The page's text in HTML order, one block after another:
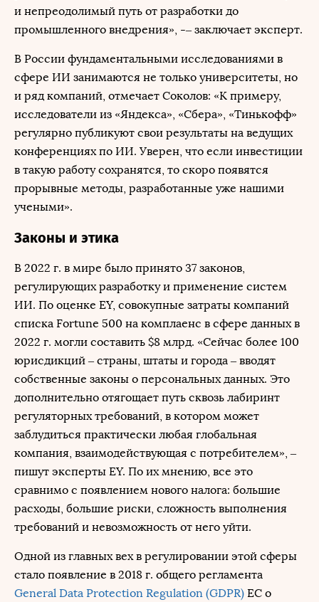
и непреодолимый путь от разработки до
промышленного внедрения», -– заключает эксперт.
В России фундаментальными исследованиями в
сфере ИИ занимаются не только университеты, но
и ряд компаний, отмечает Соколов: «К примеру,
исследователи из «Яндекса», «Сбера», «Тинькофф»
регулярно публикуют свои результаты на ведущих
конференциях по ИИ. Уверен, что если инвестиции
в такую работу сохранятся, то скоро появятся
прорывные методы, разработанные уже нашими
учеными».
Законы и этика
В 2022 г. в мире было принято 37 законов,
регулирующих разработку и применение систем
ИИ. По оценке EY, совокупные затраты компаний
списка Fortune 500 на комплаенс в сфере данных в
2022 г. могли составить $8 млрд. «Сейчас более 100
юрисдикций – страны, штаты и города – вводят
собственные законы о персональных данных. Это
дополнительно отягощает путь сквозь лабиринт
регуляторных требований, в котором может
заблудиться практически любая глобальная
компания, взаимодействующая с потребителем», –
пишут эксперты EY. По их мнению, все это
сравнимо с появлением нового налога: большие
расходы, большие риски, сложность выполнения
требований и невозможность от него уйти.
Одной из главных вех в регулировании этой сферы
стало появление в 2018 г. общего регламента
General Data Protection Regulation (GDPR) ЕС о